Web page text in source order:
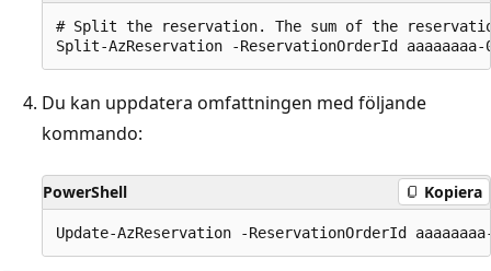
# Split the reservation. The sum of the
Du kan uppdatera omfattningen med följande
kommando:
PowerShell Kopiera